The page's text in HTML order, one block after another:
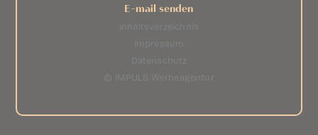
E-mail senden
Inhaltsverzeichnis
Impressum
Datenschutz
© IMPULS Werbeagentur